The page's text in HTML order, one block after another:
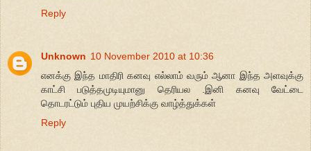
Reply
Unknown 10 November 2010 at 10:36
எனக்கு இந்த மாதிரி கனவு எல்லாம் வரும் ஆனா இந்த அளவுக்கு
காட்சி படுத்தமுடியுமானு தெரியல .இனி கனவு வேட்டை
தொடரட்டும் புதிய முயற்சிக்கு வாழ்த்துக்கள்
Reply